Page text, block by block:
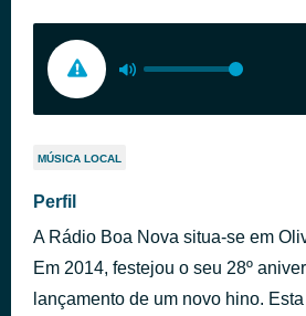
MÚSICA LOCAL
Perfil
A Rádio Boa Nova situa-se em
Em 2014, festejou o seu 28º
lançamento de um novo hino.